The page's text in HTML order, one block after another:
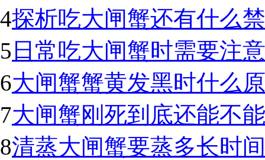
4探析吃大闸蟹还有什么
5 日常吃大闸蟹时需要注
6大闸蟹蟹黄发黑时什么
7大闸蟹刚死到底还能不
8清蒸大闸蟹要蒸多长时